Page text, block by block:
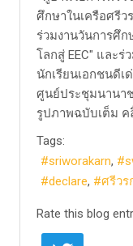
ศึกษาในเครือศรี
ร่วมงานวันการศึ
โลกสู่ EEC" และร่
นักเรียนเอกชนดี
ศูนย์ประชุมนานา
รูปภาพฉบับเต็ม​
Tags:
sriworakarn
declare
ศรีวร
Rate this blog